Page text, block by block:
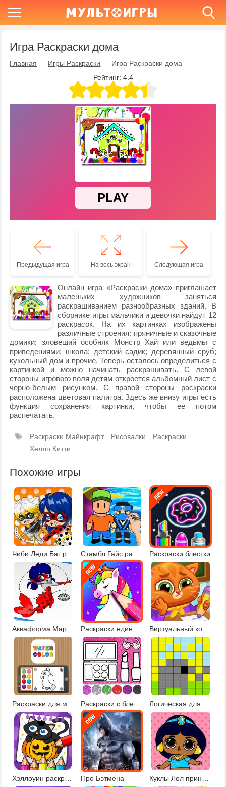
Игра Раскраски дома
Главная — Игры Раскраски — Игра Раскраски дома
Рейтинг: 4.4
Предыдущая игра На весь экран Следующая игра
Онлайн игра «Раскраски дома» приглашает
маленьких художников заняться
раскрашиванием разнообразных зданий. В
сборнике игры мальчики и девочки найдут 12
раскрасок. На их картинках изображены
различные строения: пряничные и сказочные
домики; зловещий особняк Монстр Хай или ведьмы с
приведениями; школа; детский садик; деревянный сруб;
кукольный дом и прочие. Теперь осталось определиться с
картинкой и можно начинать раскрашивать. С левой
стороны игрового поля детям откроется альбомный лист с
черно-белым рисунком. С правой стороны раскраски
расположена цветовая палитра. Здесь же внизу игры есть
функция сохранения картинки, чтобы ее потом
распечатать.
Раскраски Майнкрафт Рисовалки
Раскраски
Хелло Китти
Похожие игры
Чиби Леди Баг раскраска Раскраски блестки
Акваформа Маринетт и друзья Виртуальный кот в школе
Раскраски с блестками и нейл-арт
Хэллоуин раскраски и рисовалки Про Бэтмена